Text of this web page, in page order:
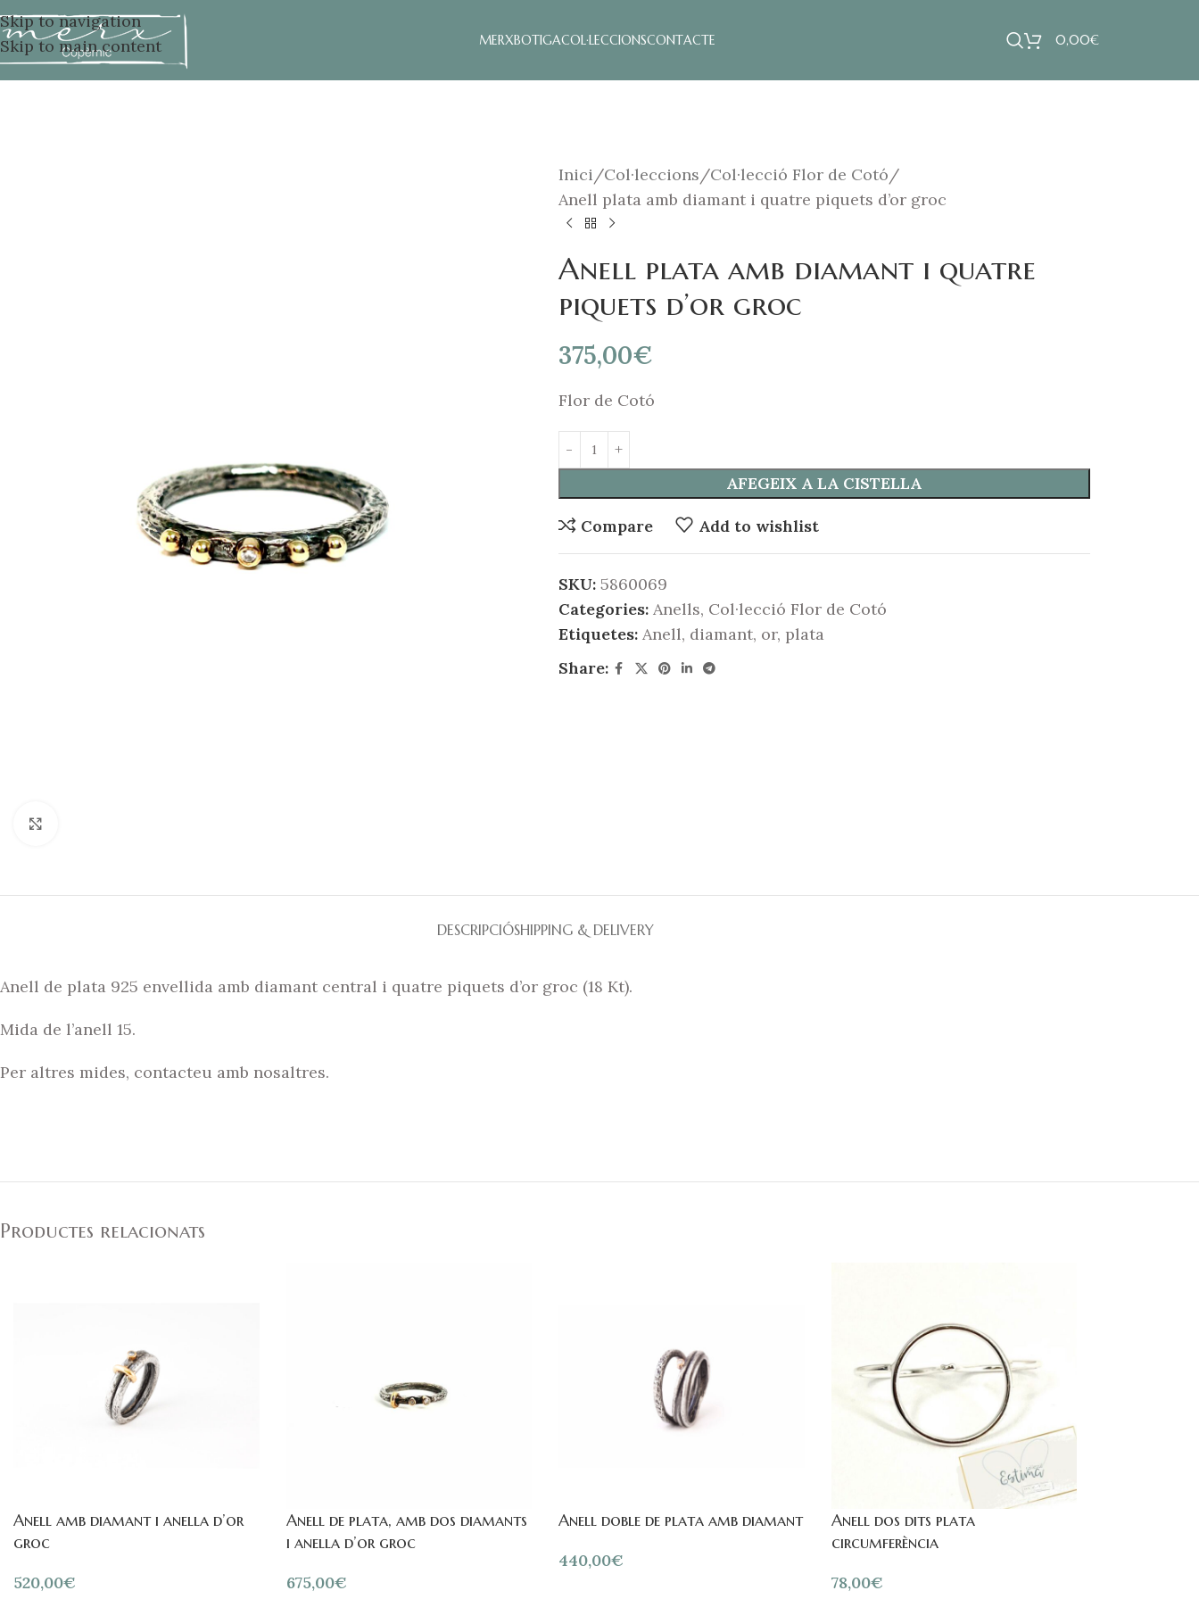
Skip to navigation
Skip to main content
MERXBOTIGACOL·LECCIONSCONTACTE 0,00€
Inici Col·leccions Col·lecció Flor de Cotó
Anell plata amb diamant i quatre piquets d’or groc
Anell plata amb diamant i quatre
piquets d’or groc
375,00€
Flor de Cotó
AFEGEIX A LA CISTELLA
Compare Add to wishlist
SKU: 5860069
Categories: Anells, Col·lecció Flor de Cotó
Etiquetes: Anell, diamant, or, plata
Share:
DESCRIPCIÓSHIPPING & DELIVERY
Anell de plata 925 envellida amb diamant central i quatre piquets d’or groc (18 Kt).
Mida de l’anell 15.
Per altres mides, contacteu amb nosaltres.
Productes relacionats
Anell amb diamant i anella d’or
groc
520,00€
Anell de plata, amb dos diamants
i anella d’or groc
675,00€
Anell doble de plata amb diamant
440,00€
Anell dos dits plata
circumferència
78,00€